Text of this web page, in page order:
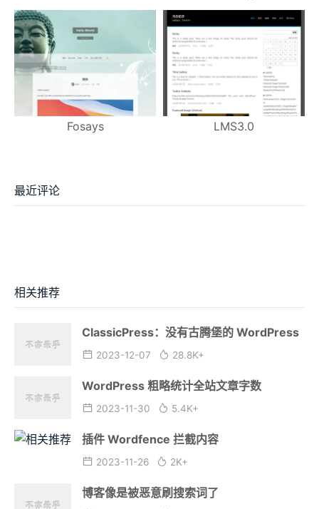
Fosays LMS3.0
最近评论
相关推荐
ClassicPress：没有古腾堡的 WordPress
2023-12-07 28.8K+
WordPress 粗略统计全站文章字数
2023-11-30 5.4K+
插件 Wordfence 拦截内容
2023-11-26 2K+
博客像是被恶意刷搜索词了